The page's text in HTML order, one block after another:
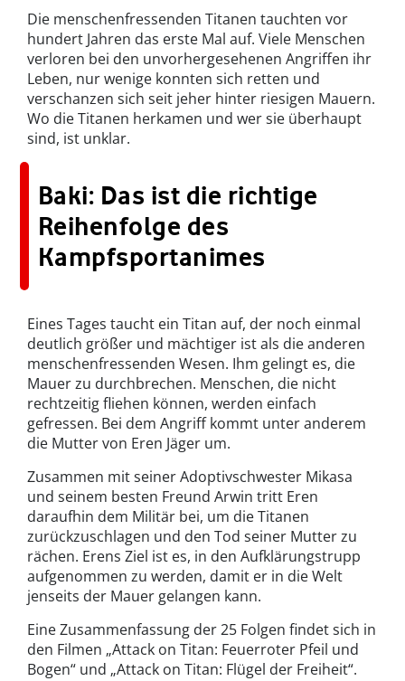
Die menschenfressenden Titanen tauchten vor
hundert Jahren das erste Mal auf. Viele Menschen
verloren bei den unvorhergesehenen Angriffen ihr
Leben, nur wenige konnten sich retten und
verschanzen sich seit jeher hinter riesigen Mauern.
Wo die Titanen herkamen und wer sie überhaupt
sind, ist unklar.
Baki: Das ist die richtige
Reihenfolge des
Kampfsportanimes
Eines Tages taucht ein Titan auf, der noch einmal
deutlich größer und mächtiger ist als die anderen
menschenfressenden Wesen. Ihm gelingt es, die
Mauer zu durchbrechen. Menschen, die nicht
rechtzeitig fliehen können, werden einfach
gefressen. Bei dem Angriff kommt unter anderem
die Mutter von Eren Jäger um.
Zusammen mit seiner Adoptivschwester Mikasa
und seinem besten Freund Arwin tritt Eren
daraufhin dem Militär bei, um die Titanen
zurückzuschlagen und den Tod seiner Mutter zu
rächen. Erens Ziel ist es, in den Aufklärungstrupp
aufgenommen zu werden, damit er in die Welt
jenseits der Mauer gelangen kann.
Eine Zusammenfassung der 25 Folgen findet sich in
den Filmen „Attack on Titan: Feuerroter Pfeil und
Bogen“ und „Attack on Titan: Flügel der Freiheit“.